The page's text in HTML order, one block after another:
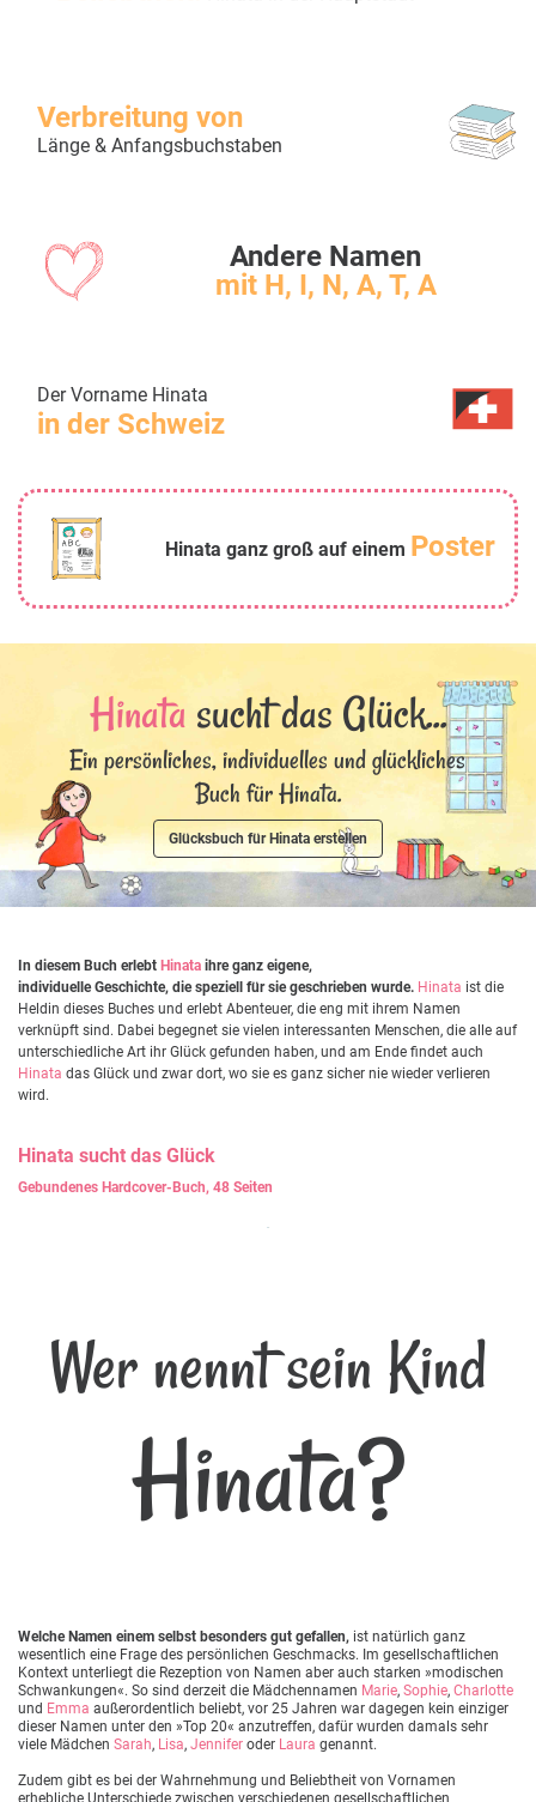
Verbreitung von
Länge & Anfangsbuchstaben
Andere Namen
mit H, I, N, A, T, A
Der Vorname Hinata
in der Schweiz
Hinata ganz groß auf einem Poster
Hinata sucht das Glück...
Ein persönliches, individuelles und glückliches
Buch für Hinata.
Glücksbuch für Hinata erstellen
In diesem Buch erlebt Hinata ihre ganz eigene,
individuelle Geschichte, die speziell für sie geschrieben wurde. Hinata ist die
Heldin dieses Buches und erlebt Abenteuer, die eng mit ihrem Namen
verknüpft sind. Dabei begegnet sie vielen interessanten Menschen, die alle auf
unterschiedliche Art ihr Glück gefunden haben, und am Ende findet auch
Hinata das Glück und zwar dort, wo sie es ganz sicher nie wieder verlieren
wird.
Hinata sucht das Glück
Gebundenes Hardcover-Buch, 48 Seiten
Wer nennt sein Kind
Hinata?
Welche Namen einem selbst besonders gut gefallen, ist natürlich ganz
wesentlich eine Frage des persönlichen Geschmacks. Im gesellschaftlichen
Kontext unterliegt die Rezeption von Namen aber auch starken »modischen
Schwankungen«. So sind derzeit die Mädchennamen Marie, Sophie, Charlotte
und Emma außerordentlich beliebt, vor 25 Jahren war dagegen kein einziger
dieser Namen unter den »Top 20« anzutreffen, dafür wurden damals sehr
viele Mädchen Sarah, Lisa, Jennifer oder Laura genannt.
Zudem gibt es bei der Wahrnehmung und Beliebtheit von Vornamen
erhebliche Unterschiede zwischen verschiedenen gesellschaftlichen